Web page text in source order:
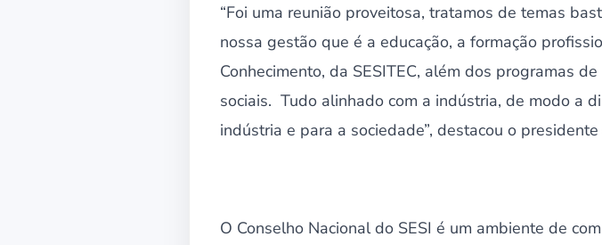
“Foi uma reunião proveitosa, tratamos de temas
nossa gestão que é a educação, a formação
Conhecimento, da SESITEC, além dos programas
sociais. Tudo alinhado com a indústria, de modo a
indústria e para a sociedade”, destacou o presidente
O Conselho Nacional do SESI é um ambiente de